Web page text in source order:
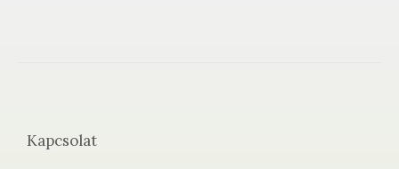
Kapcsolat